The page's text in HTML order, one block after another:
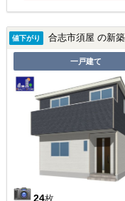
値下がり 合志市須屋 の新
一戸建て
24枚